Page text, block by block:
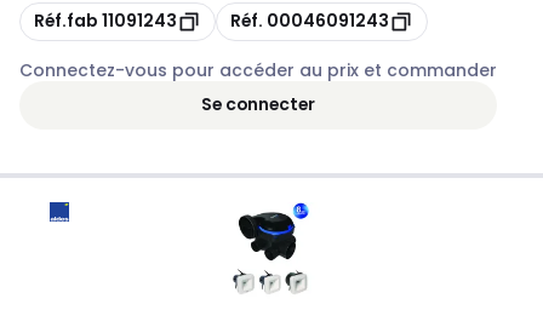
Copie
Réf.fab 11091243 Copie
Réf. 00046091243
Connectez-vous pour accéder au prix et commander
Se connecter